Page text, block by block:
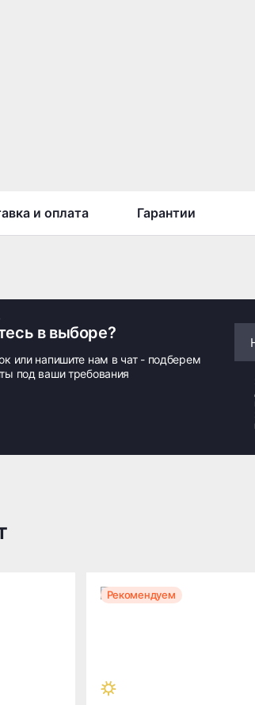
и оплата Гарантии
в выборе?
или напишите нам в чат - подберем
под ваши требования
Рекомендуем